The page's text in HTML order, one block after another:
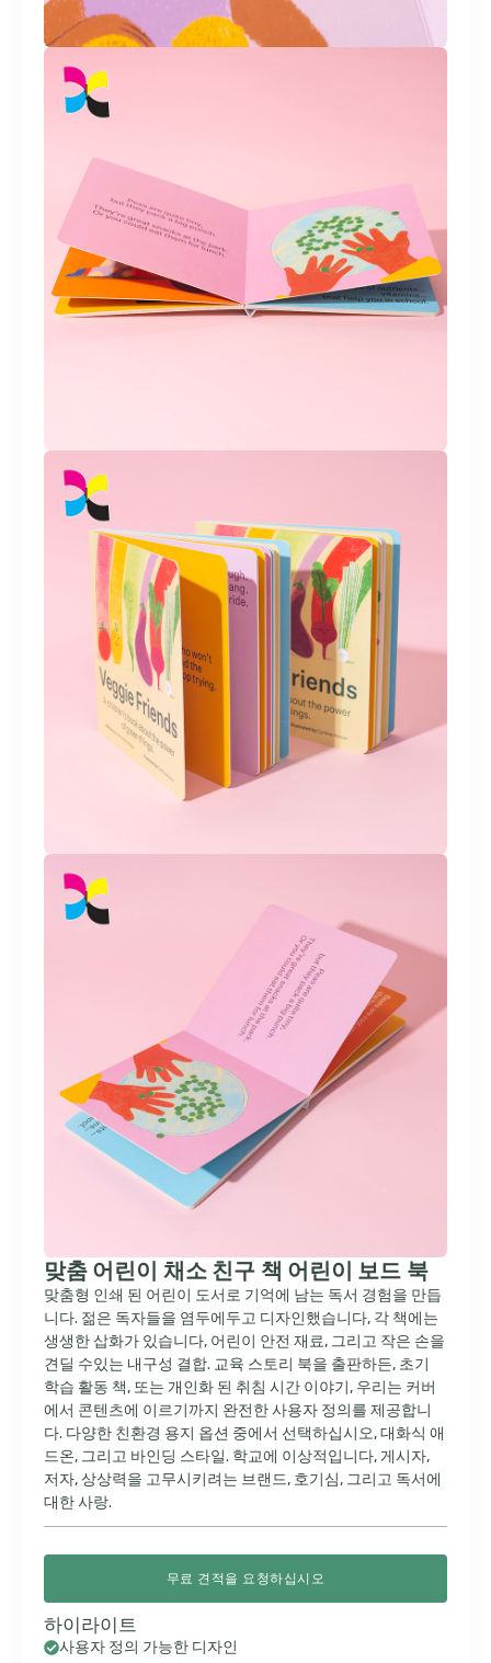
맞춤 어린이 채소 친구 책 어린이 보드 북
맞춤형 인쇄 된 어린이 도서로 기억에 남는 독서 경험을 만듭
니다. 젊은 독자들을 염두에두고 디자인했습니다, 각 책에는
생생한 삽화가 있습니다, 어린이 안전 재료, 그리고 작은 손을
견딜 수있는 내구성 결합. 교육 스토리 북을 출판하든, 초기
학습 활동 책, 또는 개인화 된 취침 시간 이야기, 우리는 커버
에서 콘텐츠에 이르기까지 완전한 사용자 정의를 제공합니
다. 다양한 친환경 용지 옵션 중에서 선택하십시오, 대화식 애
드온, 그리고 바인딩 스타일. 학교에 이상적입니다, 게시자,
저자, 상상력을 고무시키려는 브랜드, 호기심, 그리고 독서에
대한 사랑.
무료 견적을 요청하십시오
하이라이트
사용자 정의 가능한 디자인